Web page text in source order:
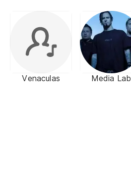
Venaculas Media Lab